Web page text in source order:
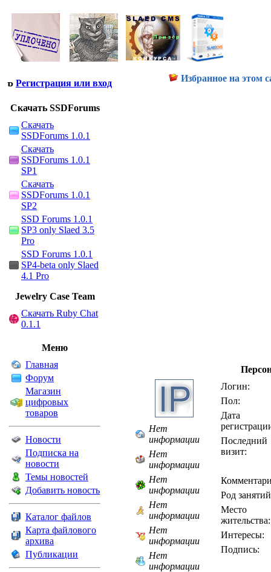
Регистрация или вход Избранное на этом
Скачать SSDForums
Скачать
SSDForums 1.0.1
Скачать
SSDForums 1.0.1
SP1
Скачать
SSDForums 1.0.1
SP2
SSD Forums 1.0.1
SP3 only Slaed 3.5
Pro
SSD Forums 1.0.1
SP4-beta only Slaed
4.1 Pro
Jewelry Сase Team
Скачать Ruby Chat
0.1.1
Меню
Главная
Форум
Магазин
цифровых
товаров
Новости
Подписка на
новости
Темы новостей
Добавить новость
Каталог файлов
Карта файлового
архива
Публикации
Логин:
Пол:
Дата
Последний
визит:
Род
Место
жительства:
Интересы:
Подпись:
Нет
информации
Нет
информации
Нет
информации
Нет
информации
Нет
информации
Нет
информации